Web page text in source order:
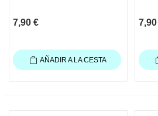
7,90 €
AÑADIR A LA CESTA